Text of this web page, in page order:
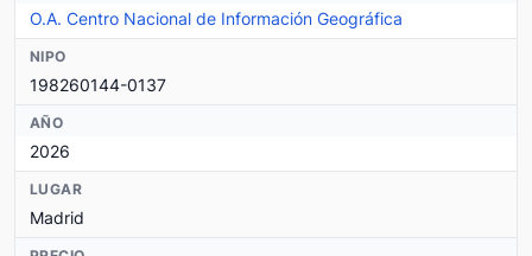
O.A. Centro Nacional de Información Geográfica
NIPO
198260144-0137
AÑO
2026
LUGAR
Madrid